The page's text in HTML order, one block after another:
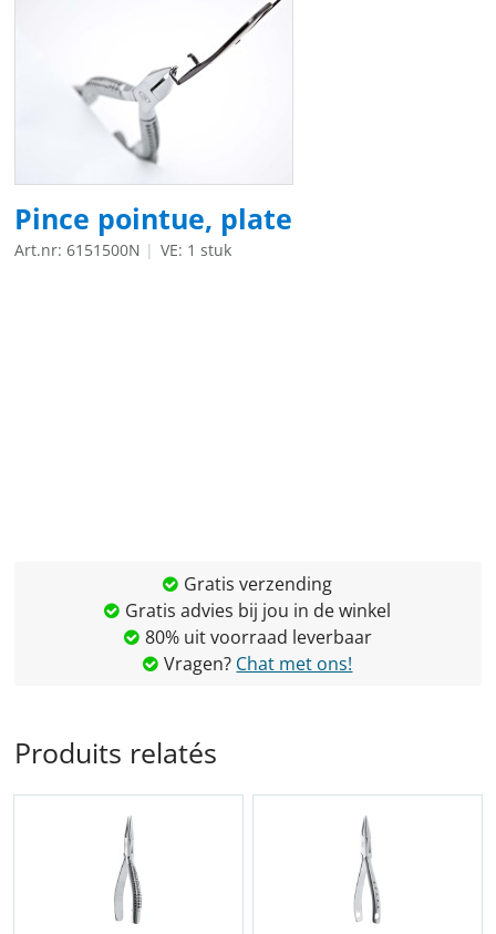
Pince pointue, plate
Art.nr: 6151500N VE: 1 stuk
Gratis verzending
Gratis advies bij jou in de winkel
80% uit voorraad leverbaar
Vragen? Chat met ons!
Produits relatés